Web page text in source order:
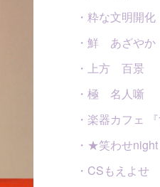
・粋な文明開化
・鮮 あざやか
・上方 百景
・極 名人噺
・楽器カフェ
・★笑わせ
・CSもえよせ